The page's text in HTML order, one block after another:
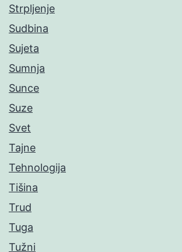
Strpljenje
Sudbina
Sujeta
Sumnja
Sunce
Suze
Svet
Tajne
Tehnologija
Tišina
Trud
Tuga
Tužni